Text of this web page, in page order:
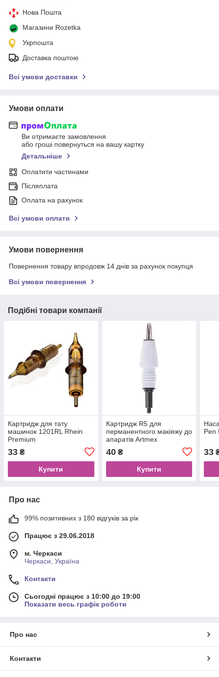
Нова Пошта
Магазини Rozetka
Укрпошта
Доставка поштою
Всі умови доставки
Умови оплати
Ви отримаєте замовлення
або гроші повернуться на вашу картку
Детальніше
Оплатити частинами
Післяплата
Оплата на рахунок
Всі умови оплати
Умови повернення
Повернення товару впродовж 14 днів за рахунок покупця
Всі умови повернення
Подібні товари компанії
Картридж для тату
машинок 1201RL Rhein
Premium
33 ₴
Купити
Картридж R5 для
перманентного макіяжу до
апаратів Artmex
40₴
Купити
Pen
33
Про нас
99% позитивних з 180 відгуків за рік
Працює з 29.06.2018
м. Черкаси
Черкаси, Україна
Контакти
Сьогодні працює з 10:00 до 19:00
Показати весь графік роботи
Про нас
Контакти